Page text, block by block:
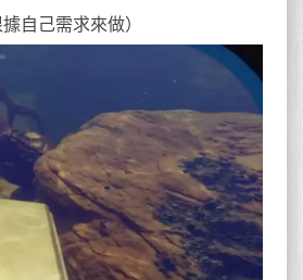
自己需求來做）